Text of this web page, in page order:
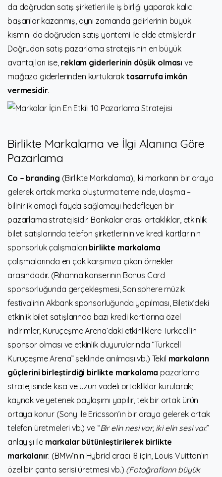
da doğrudan satış şirketleri ile iş birliği yaparak kalıcı
başarılar kazanmış, aynı zamanda gelirlerinin büyük
kısmını da doğrudan satış yöntemi ile elde etmişlerdir.
Doğrudan satış pazarlama stratejisinin en büyük
avantajları ise, reklam giderlerinin düşük olması ve
mağaza giderlerinden kurtularak tasarrufa imkân
vermesidir.
Birlikte Markalama ve İlgi Alanına Göre
Pazarlama
Co – branding (Birlikte Markalama); iki markanın bir araya
gelerek ortak marka oluşturma temelinde, ulaşma –
bilinirlik amaçlı fayda sağlamayı hedefleyen bir
pazarlama stratejisidir. Bankalar arası ortaklıklar, etkinlik
bilet satışlarında telefon şirketlerinin ve kredi kartlarının
sponsorluk çalışmaları birlikte markalama
çalışmalarında en çok karşımıza çıkan örnekler
arasındadır. (Rihanna konserinin Bonus Card
sponsorluğunda gerçekleşmesi, Sonisphere müzik
festivalinin Akbank sponsorluğunda yapılması, Biletix’deki
etkinlik bilet satışlarında bazı kredi kartlarına özel
indirimler, Kuruçeşme Arena’daki etkinliklere Turkcell’in
sponsor olması ve etkinlik duyurularında “Turkcell
Kuruçeşme Arena” şeklinde anılması vb.) Tekil markaların
güçlerini birleştirdiği birlikte markalama pazarlama
stratejisinde kısa ve uzun vadeli ortaklıklar kurularak;
kaynak ve yetenek paylaşımı yapılır, tek bir ortak ürün
ortaya konur (Sony ile Ericsson’ın bir araya gelerek ortak
telefon üretmeleri vb.) ve “Bir elin nesi var, iki elin sesi var.”
anlayışı ile markalar bütünleştirilerek birlikte
markalanır. (BMW’nin Hybrid aracı i8 için, Louis Vuitton’ın
özel bir çanta serisi üretmesi vb.) (Fotoğrafların büyük